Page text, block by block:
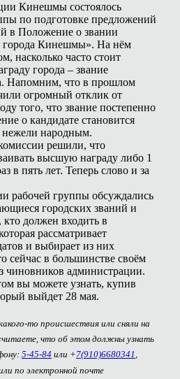
Кинешмы состоялось
по подготовке предложений
в Положение о звании
города Кинешмы». На нём
насколько часто стоит
города – звание
Напомним, что в прошлом
огромный отклик от
того, что звание постепенно
о кандидате становится
народным.
решили, что
высшую награду либо 1
в пять лет. Теперь слово и за
рабочей группы обсуждались
городских званий и
должен входить в
рассматривает
и выбирает из них
сейчас в большинстве своём
чиновников администрации.
вы можете узнать, купив
выйдет 28 мая.
то происшествия или сняли на
что об этом должны узнать
5-45-84 или +7(910)6680341 ,
по электронной почте